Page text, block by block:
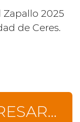
2025
de Ceres.